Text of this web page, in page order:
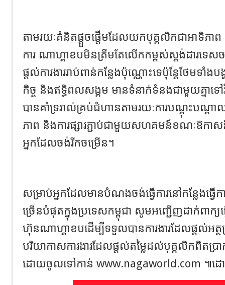
តាមរយៈគំនិតផ្តួចផ្តើមដែលយកបុគ្គលិកជាអាទិភាព
ការ ណាហ្គាខបមិនត្រឹមតែលើកកម្ពស់ស្តង់ដារទេ
ផ្តល់ការងាររាប់ពាន់កន្លែងប៉ុណ្ណោះទេប៉ុន្តែថែមទាំ
កិច្ច និងឥទ្ធិពលសង្គម មានទំនាក់ទំនងជាមួយគ្នា
បានគាំទ្ររាល់គ្រប់ជំហានតាមរយៈការបណ្តុះបណ្ត
ភាព និងការផ្សារភ្ជាប់ជាមួយសហគមន៍ខណៈឱកា
អ្នកដែលចង់រីកចម្រើន។
សម្រាប់អ្នកដែលមានបំណងចង់ធ្វើការនៅកន្លែងធ្វើ
ច្រើនបំផុតក្នុងប្រទេសកម្ពុជា សូមអញ្ជើញដាក់ពាក្យធ្
ហ៊ុនណាហ្គាខបដើម្បីទទួលបានការងារដែលផ្តល់អត្
បរិយាកាសការងារដែលផ្តល់តម្លៃដល់បុគ្គលិកពិតប្
ដោយចូលទៅកាន់ www.nagaworld.com ៕ដ